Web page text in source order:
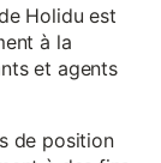
Holidu est
à la
et agents
de position